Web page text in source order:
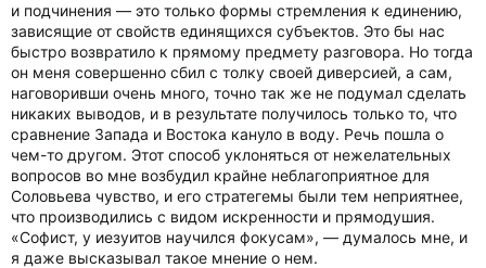
и подчинения — это только формы стремления к единению,
зависящие от свойств единящихся субъектов. Это бы нас
быстро возвратило к прямому предмету разговора. Но тогда
он меня совершенно сбил с толку своей диверсией, а сам,
наговоривши очень много, точно так же не подумал сделать
никаких выводов, и в результате получилось только то, что
сравнение Запада и Востока кануло в воду. Речь пошла о
чем-то другом. Этот способ уклоняться от нежелательных
вопросов во мне возбудил крайне неблагоприятное для
Соловьева чувство, и его стратегемы были тем неприятнее,
что производились с видом искренности и прямодушия.
«Софист, у иезуитов научился фокусам», — думалось мне, и
я даже высказывал такое мнение о нем.